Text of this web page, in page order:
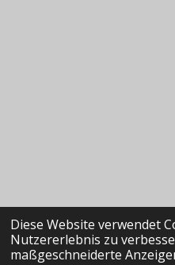
Diese Website verwendet
Nutzererlebnis zu
maßgeschneiderte
© 2022 - 2026 Classic Data